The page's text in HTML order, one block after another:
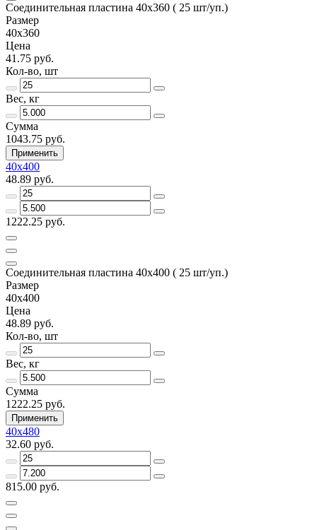
Соединительная пластина 40х360 ( 25 шт/уп.)
Размер
40х360
Цена
41.75 руб.
Кол-во, шт
Вес, кг
Сумма
1043.75 руб.
Применить
40х400
48.89 руб.
1222.25 руб.
Соединительная пластина 40х400 ( 25 шт/уп.)
Размер
40х400
Цена
48.89 руб.
Кол-во, шт
Вес, кг
Сумма
1222.25 руб.
Применить
40х480
32.60 руб.
815.00 руб.